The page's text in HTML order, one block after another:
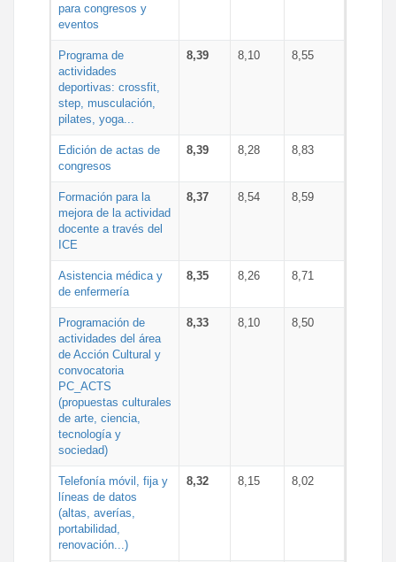
para congresos y
eventos
Programa de
actividades
deportivas: crossfit,
step, musculación,
pilates, yoga...
8,39 8,10 8,55
Edición de actas de
congresos
8,39 8,28 8,83
Formación para la
mejora de la actividad
docente a través del
ICE
8,37 8,54 8,59
Asistencia médica y
de enfermería
8,35 8,26 8,71
Programación de
actividades del área
de Acción Cultural y
convocatoria
PC_ACTS
(propuestas culturales
de arte, ciencia,
tecnología y
sociedad)
8,33 8,10 8,50
Telefonía móvil, fija y
líneas de datos
(altas, averías,
portabilidad,
renovación...)
8,32 8,15 8,02